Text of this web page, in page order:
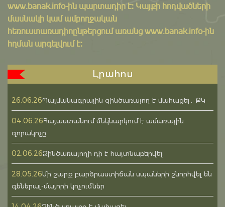
www.banak.info-ին պարտադիր է: Կայքի հոդվածների
մասնակի կամ ամբողջական
հեռուստառադիոընթերցում առանց www.banak.info-ին
հղման արգելվում է:
Լրահոս
26.06.26Պայմանագրային զինծառայող է մահացել․ ՔԿ
04.06.26Հայաստանում մեկնարկում է ամառային
զորակոչը
02.06.26Զինծառայողի դի է հայտնաբերվել
28.05.26Մի շարք բարձրաստիճան սպաների շնորհվել են
գեներալ-մայորի կոչումներ